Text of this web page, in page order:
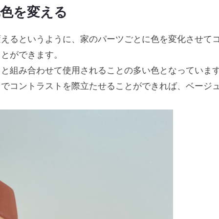
を変える
るというように、家のパーツごとに色を変化させて
ができます。
組み合わせて使用されることの多い色となっていま
コントラストを際立たせることができれば、ベージ